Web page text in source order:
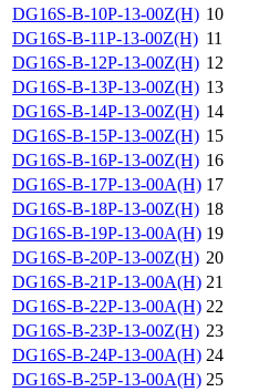
DG16S-B-10P-13-00Z(H) 10
DG16S-B-11P-13-00Z(H) 11
DG16S-B-12P-13-00Z(H) 12
DG16S-B-13P-13-00Z(H) 13
DG16S-B-14P-13-00Z(H) 14
DG16S-B-15P-13-00Z(H) 15
DG16S-B-16P-13-00Z(H) 16
DG16S-B-17P-13-00A(H) 17
DG16S-B-18P-13-00Z(H) 18
DG16S-B-19P-13-00A(H) 19
DG16S-B-20P-13-00Z(H) 20
DG16S-B-21P-13-00A(H) 21
DG16S-B-22P-13-00A(H) 22
DG16S-B-23P-13-00Z(H) 23
DG16S-B-24P-13-00A(H) 24
DG16S-B-25P-13-00A(H) 25